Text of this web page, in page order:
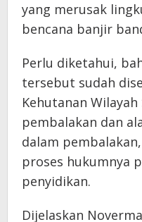
yang merusak
bencana banjir
Perlu diketahui,
tersebut sudah
Kehutanan
pembalakan dan
dalam
proses hukumnya
penyidikan.
Dijelaskan